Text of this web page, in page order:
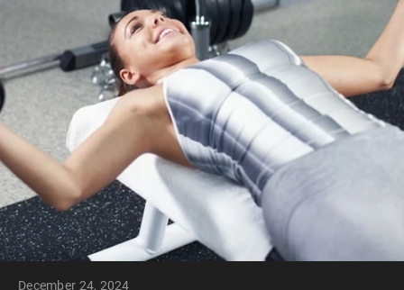
”Micellar Casein“
December 24, 2024